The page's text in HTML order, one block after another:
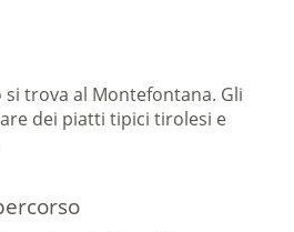
si trova al Montefontana. Gli
dei piatti tipici tirolesi e